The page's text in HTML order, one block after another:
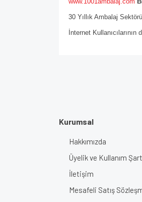
30 Yıllık Ambalaj
İnternet
Kurumsal
Hakkımızda
Üyelik ve Kullanım
İletişim
Mesafeli Satış